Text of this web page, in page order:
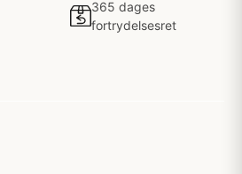
365 dages
fortrydelsesret